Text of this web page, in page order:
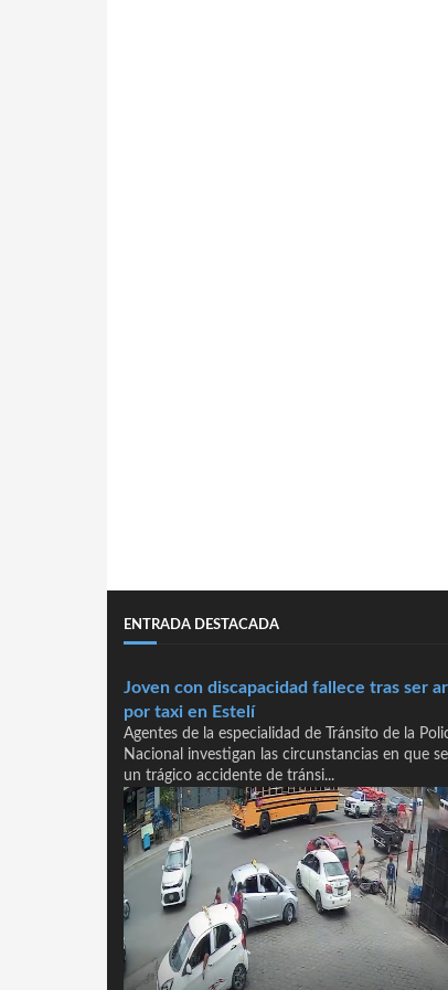
ENTRADA DESTACADA
Joven con discapacidad fallece tras ser
por taxi en Estelí
Agentes de la especialidad de Tránsito de la
Nacional investigan las circunstancias en que
un trágico accidente de tránsi...